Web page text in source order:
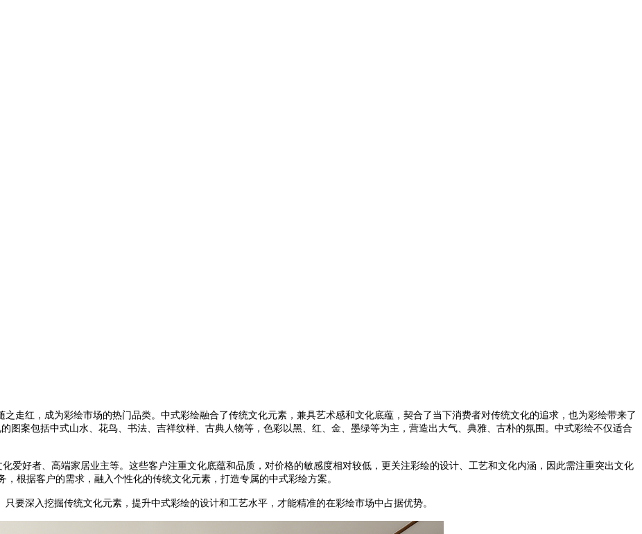
走红，成为彩绘市场的热门品类。中式彩绘融合了传统文化元素，兼具艺术感和文化底蕴，契合了当下消费者对传统文化的追求，也为彩绘带来了
图案包括中式山水、花鸟、书法、吉祥纹样、古典人物等，色彩以黑、红、金、墨绿等为主，营造出大气、典雅、古朴的氛围。中式彩绘不仅适合
爱好者、高端家居业主等。这些客户注重文化底蕴和品质，对价格的敏感度相对较低，更关注彩绘的设计、工艺和文化内涵，因此需注重突出文化
根据客户的需求，融入个性化的传统文化元素，打造专属的中式彩绘方案。
要深入挖掘传统文化元素，提升中式彩绘的设计和工艺水平，才能精准的在彩绘市场中占据优势。